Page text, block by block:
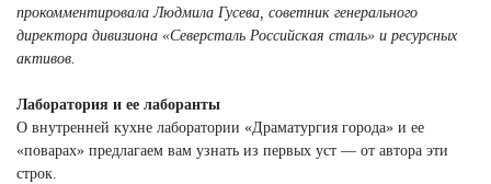
прокомментировала Людмила Гусева, советник генерального
директора дивизиона «Северсталь Российская сталь» и ресурсных
активов.
Лаборатория и ее лаборанты
О внутренней кухне лаборатории «Драматургия города» и ее
«поварах» предлагаем вам узнать из первых уст — от автора эти
строк.